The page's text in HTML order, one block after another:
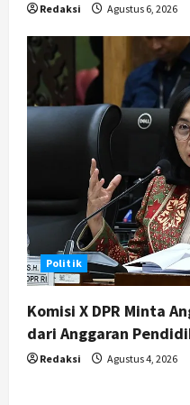
Redaksi Agustus 6, 2026
Politik
Komisi X DPR Minta
dari Anggaran
Redaksi Agustus 4, 2026